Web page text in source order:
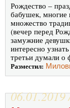
Рождество –
бабушек, многие
множество
(вечер перед
замужние
интересно
третьи думали о
Разместил: